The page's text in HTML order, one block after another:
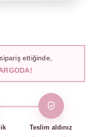
ettiğinde,
Teslim aldınız